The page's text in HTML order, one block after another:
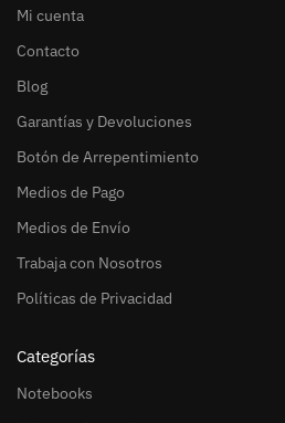
Mi cuenta
Contacto
Blog
Garantías y Devoluciones
Botón de Arrepentimiento
Medios de Pago
Medios de Envío
Trabaja con Nosotros
Políticas de Privacidad
Categorías
Notebooks